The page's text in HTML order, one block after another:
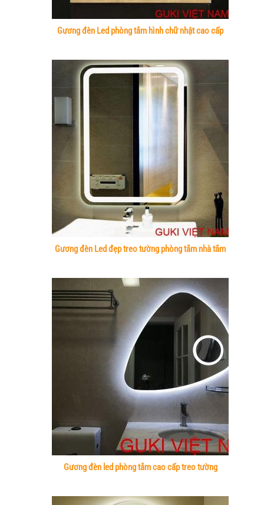
Gương đèn Led phòng tắm hình chữ nhật cao cấp
Gương đèn Led đẹp treo tường phòng tắm nhà tắm
Gương đèn led phòng tắm cao cấp treo tường